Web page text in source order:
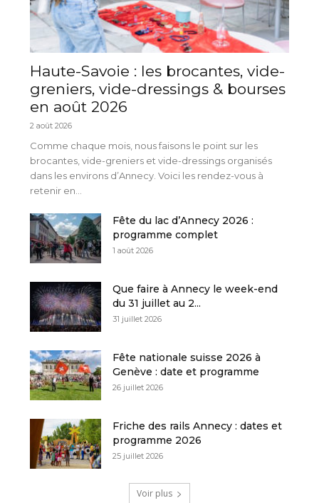
Haute-Savoie : les brocantes, vide-
greniers, vide-dressings & bourses
en août 2026
2 août 2026
Comme chaque mois, nous faisons le point sur les
brocantes, vide-greniers et vide-dressings organisés
dans les environs d’Annecy. Voici les rendez-vous à
retenir en...
Fête du lac d’Annecy 2026 :
programme complet
1 août 2026
Que faire à Annecy le week-end
du 31 juillet au 2...
31 juillet 2026
Fête nationale suisse 2026 à
Genève : date et programme
26 juillet 2026
Friche des rails Annecy : dates et
programme 2026
25 juillet 2026
Voir plus